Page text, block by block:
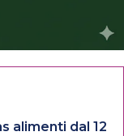
alimenti dal 12